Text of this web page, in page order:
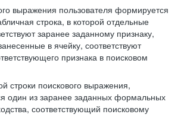
выражения пользователя формируется
строка, в которой отдельные
заранее заданному признаку,
в ячейку, соответствуют
признака в поисковом
строки поискового выражения,
один из заранее заданных формальных
соответствующий поисковому